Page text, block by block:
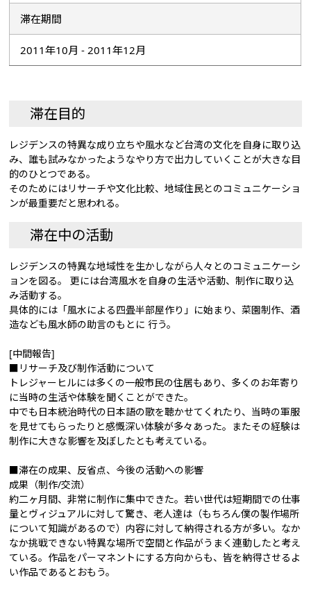
滞在期間
2011年10月 - 2011年12月
滞在目的
レジデンスの特異な成り立ちや風水など台湾の文化を自身に取り込
み、誰も試みなかったようなやり方で出力していくことが大きな目
的のひとつである。
そのためにはリサーチや文化比較、地域住民とのコミュニケーショ
ンが最重要だと思われる。
滞在中の活動
レジデンスの特異な地域性を生かしながら人々とのコミュニケーシ
ョンを図る。 更には台湾風水を自身の生活や活動、制作に取り込
み活動する。
具体的には「風水による四畳半部屋作り」に始まり、菜園制作、酒
造なども風水師の助言のもとに 行う。
[中間報告]
■リサーチ及び制作活動について
トレジャーヒルには多くの一般市民の住居もあり、多くのお年寄り
に当時の生活や体験を聞くことができた。
中でも日本統治時代の日本語の歌を聴かせてくれたり、当時の軍服
を見せてもらったりと感慨深い体験が多々あった。またその経験は
制作に大きな影響を及ぼしたとも考えている。
■滞在の成果、反省点、今後の活動への影響
成果（制作/交流）
約二ヶ月間、非常に制作に集中できた。若い世代は短期間での仕事
量とヴィジュアルに対して驚き、老人達は（もちろん僕の製作場所
について知識があるので）内容に対して納得される方が多い。なか
なか挑戦できない特異な場所で空間と作品がうまく連動したと考え
ている。作品をパーマネントにする方向からも、皆を納得させるよ
い作品であるとおもう。